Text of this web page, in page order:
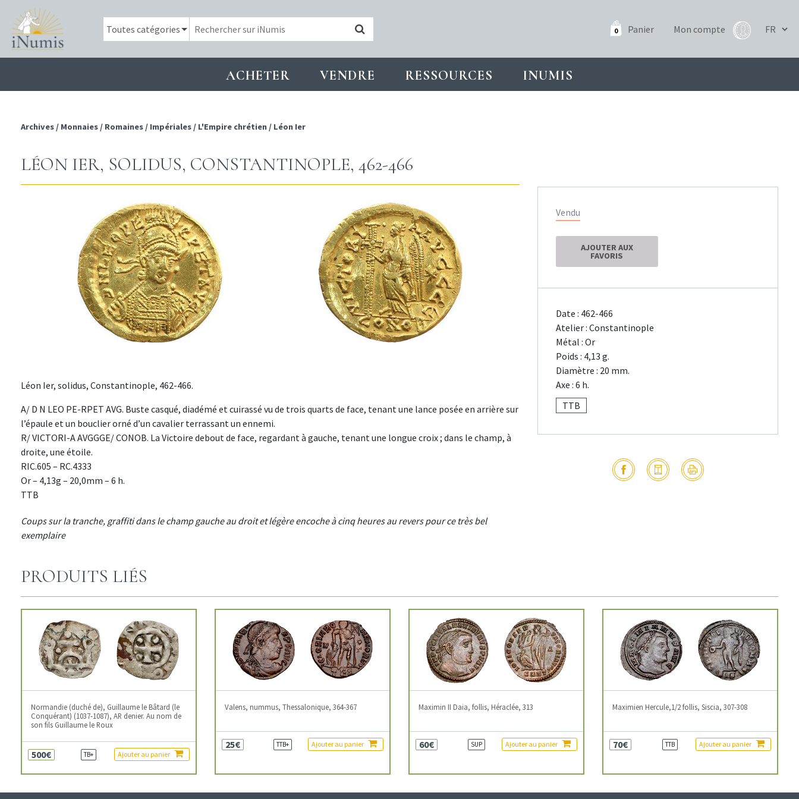
0 Panier Mon compte
ACHETER VENDRE RESSOURCES INUMIS
Archives / Monnaies / Romaines / Impériales / L'Empire chrétien / Léon Ier
LÉON IER, SOLIDUS, CONSTANTINOPLE, 462-466
Léon Ier, solidus, Constantinople, 462-466.
A/ D N LEO PE-RPET AVG. Buste casqué, diadémé et cuirassé vu de trois quarts de face, tenant une lance posée en arrière sur
l’épaule et un bouclier orné d’un cavalier terrassant un ennemi.
R/ VICTORI-A AVGGGE/ CONOB. La Victoire debout de face, regardant à gauche, tenant une longue croix ; dans le champ, à
droite, une étoile.
RIC.605 – RC.4333
Or – 4,13g – 20,0mm – 6 h.
TTB
Coups sur la tranche, graffiti dans le champ gauche au droit et légère encoche à cinq heures au revers pour ce très bel
exemplaire
Vendu
AJOUTER AUX
FAVORIS
Date : 462-466
Atelier : Constantinople
Métal : Or
Poids : 4,13 g.
Diamètre : 20 mm.
Axe : 6 h.
TTB
PRODUITS LIÉS
Normandie (duché de), Guillaume le Bâtard (le
Conquérant) (1037-1087), AR denier. Au nom de
son fils Guillaume le Roux
500€ TB+ Ajouter au panier
Valens, nummus, Thessalonique, 364-367
25€ TTB+ Ajouter au panier
Maximin II Daia, follis, Héraclée, 313
60€ SUP Ajouter au panier
Maximien Hercule,1/2 follis, Siscia, 307-308
70€ TTB Ajouter au panier